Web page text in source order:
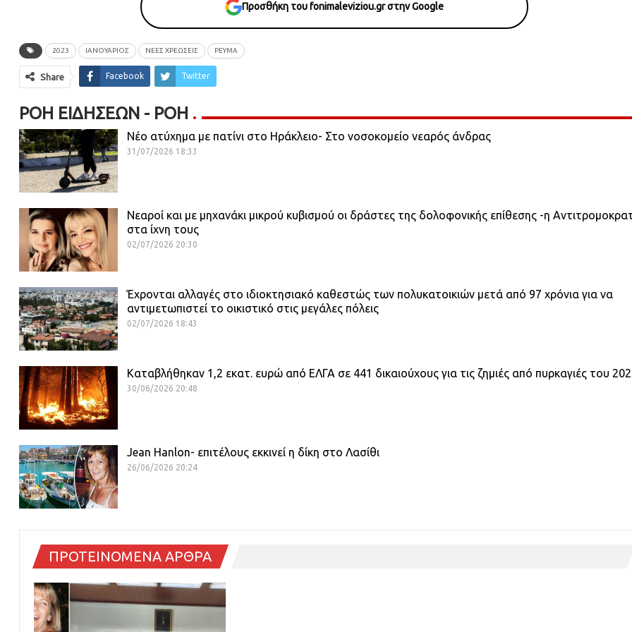
Προσθήκη του fonimaleviziou.gr στην Google
2023 ΙΑΝΟΥΑΡΙΟΣ ΝΕΕΣ ΧΡΕΩΣΕΙΣ ΡΕΥΜΑ
Share Facebook Twitter
ΡΟΉ ΕΙΔΉΣΕΩΝ - ΡΟΗ
Νέο ατύχημα με πατίνι στο Ηράκλειο- Στο νοσοκομείο νεαρός άνδρας
31/07/2026 18:33
Νεαροί και με μηχανάκι μικρού κυβισμού οι δράστες της δολοφονικής επίθεσης -η
στα ίχνη τους
02/07/2026 20:30
Έχρονται αλλαγές στο ιδιοκτησιακό καθεστώς των πολυκατοικιών μετά από 97 χρόνια για να
αντιμετωπιστεί το οικιστικό στις μεγάλες πόλεις
02/07/2026 18:43
Καταβλήθηκαν 1,2 εκατ. ευρώ από ΕΛΓΑ σε 441 δικαιούχους για τις ζημιές από πυρκαγιές του
30/06/2026 20:48
Jean Hanlon- επιτέλους εκκινεί η δίκη στο Λασίθι
26/06/2026 20:24
ΠΡΟΤΕΙΝΟΜΕΝΑ ΑΡΘΡΑ